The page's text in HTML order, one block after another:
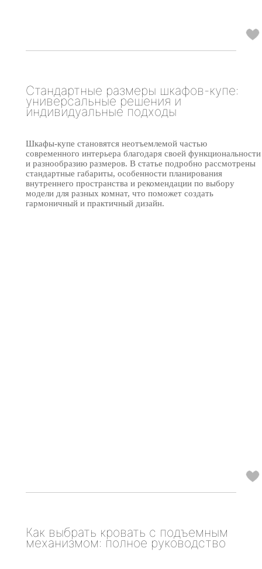
Стандартные размеры шкафов-купе:
универсальные решения и
индивидуальные подходы
Шкафы-купе становятся неотъемлемой частью
современного интерьера благодаря своей функциональности
и разнообразию размеров. В статье подробно рассмотрены
стандартные габариты, особенности планирования
внутреннего пространства и рекомендации по выбору
модели для разных комнат, что поможет создать
гармоничный и практичный дизайн.
Как выбрать кровать с подъемным
механизмом: полное руководство